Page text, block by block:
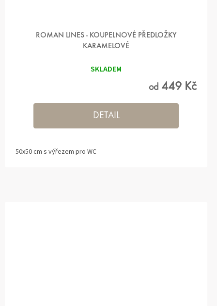
ROMAN LINES - KOUPELNOVÉ PŘEDLOŽKY
KARAMELOVÉ
SKLADEM
od 449 Kč
DETAIL
50x50 cm s výřezem pro WC